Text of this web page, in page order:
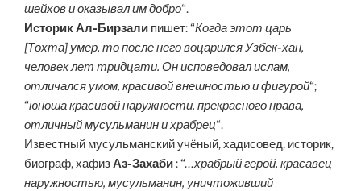
шейхов и оказывал им добро“.
Историк Ал-Бирзали пишет: “Когда этот царь
[Тохта] умер, то после него воцарился Узбек-хан,
человек лет тридцати. Он исповедовал ислам,
отличался умом, красивой внешностью и фигурой“;
“юноша красивой наружности, прекрасного нрава,
отличный мусульманин и храбрец“.
Известный мусульманский учёный, хадисовед, историк,
биограф, хафизАз-Захаби: “…храбрый герой, красавец
наружностью, мусульманин, уничтоживший